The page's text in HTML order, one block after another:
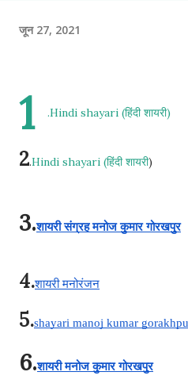
जून 27, 2021
1 .Hindi shayari (हिंदी शायरी)
2.Hindi shayari (हिंदी शायरी)
3.शायरी संग्रह मनोज कुमार गोरखपुर
4.शायरी मनोरंजन
5.shayari manoj kumar
6.शायरी मनोज कुमार गोरखपुर